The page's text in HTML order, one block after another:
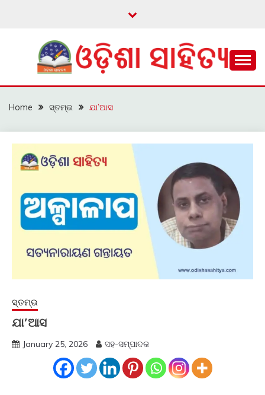
ଓଡ଼ିଶା ସାହିତ୍ୟ
Home ସ୍ତମ୍ଭ ଯା’ଆସ
ସ୍ତମ୍ଭ
ଯା’ଆସ
January 25, 2026 ସହ-ସମ୍ପାଦକ